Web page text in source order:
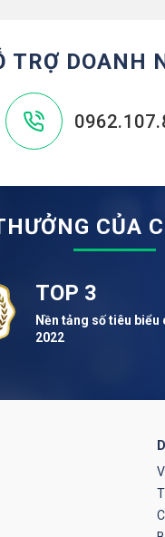
TRỢ DOANH
CỦA
TOP 3
Nền tảng số tiêu biểu
2022